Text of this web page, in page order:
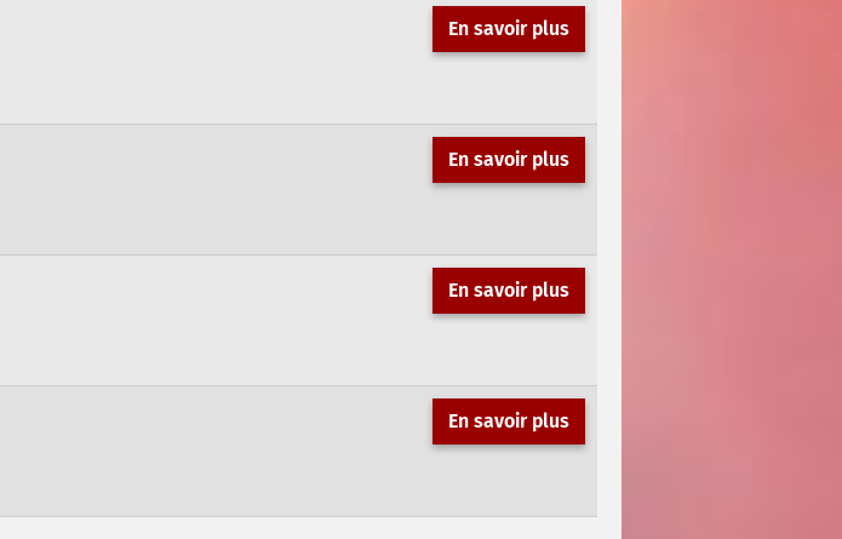
En savoir plus
En savoir plus
En savoir plus
En savoir plus